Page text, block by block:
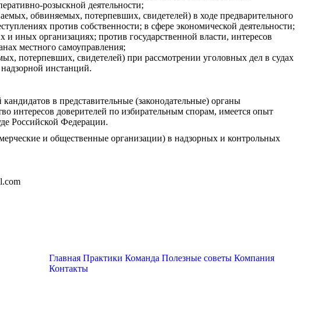
розыскной деятельности;
обвиняемых, потерпевших, свидетелей) в ходе предварительного
против собственности; в сфере экономической деятельности;
иных организациях; против государственной власти, интересов
местного самоуправления;
потерпевших, свидетелей) при рассмотрении уголовных дел в судах
инстанций.
в представительные (законодательные) органы
интересов доверителей по избирательным спорам, имеется опыт
Российской Федерации.
и общественные организации) в надзорных и контрольных
Главная Практики Команда Полезные советы Компания
Контакты